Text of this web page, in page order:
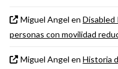
Miguel Angel en Disabled
personas con movilidad
Miguel Angel en Historia